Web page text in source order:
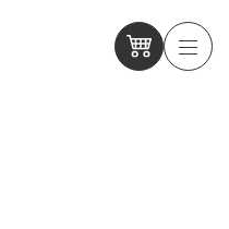
「MONTAGE 31th」に出